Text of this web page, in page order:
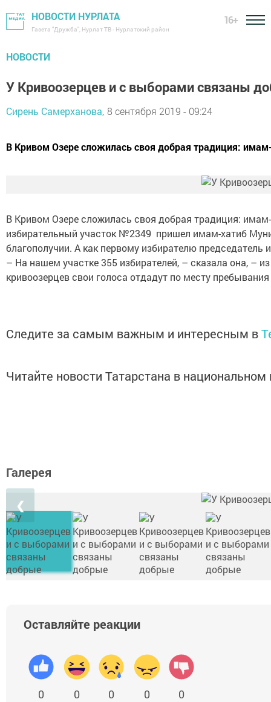
НОВОСТИ НУРЛАТА
Газета "Дружба", Нурлат ТВ - Нурлатский район
16+
НОВОСТИ
У Кривоозерцев и с выборами связаны
Сирень Самерханова, 8 сентября 2019 - 09:24
В Кривом Озере сложилась своя добрая традиция:
В Кривом Озере сложилась своя добрая традиция:
избирательный участок №2349 пришел имам-хатиб
благополучии. А как первому избирателю председатель
– На нашем участке 355 избирателей, – сказала она, –
кривоозерцев свои голоса отдадут по месту
Следите за самым важным и интересным в
Читайте новости Татарстана в
Галерея
❮
Оставляйте реакции
0 0 0 0 0